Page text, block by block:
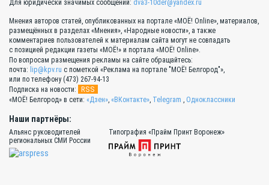
Для юридически значимых сообщений: dva3-10der@yandex.ru
Мнения авторов статей, опубликованных на портале «МОЁ! Online», материалов,
размещённых в разделах «Мнения», «Народные новости», а также
комментариев пользователей к материалам сайта могут не совпадать
с позицией редакции газеты «МОЁ!» и портала «МОЁ! Online».
По вопросам размещения рекламы на сайте обращайтесь:
почта: lip@kpv.ru с пометкой «Реклама на портале "МОЁ! Белгород"»,
или по телефону (473) 267-94-13
Подписка на новости:
RSS
«МОЁ! Белгород» в сети: «Дзен», «ВКонтакте», Telegram , Одноклассники
Наши партнёры:
Альянс руководителей
региональных СМИ России
Типография «Прайм Принт Воронеж»